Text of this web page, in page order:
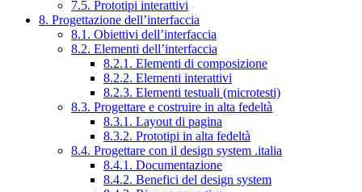
7.5. Prototipi interattivi
8. Progettazione dell’interfaccia
8.1. Obiettivi dell’interfaccia
8.2. Elementi dell’interfaccia
8.2.1. Elementi di composizione
8.2.2. Elementi interattivi
8.2.3. Elementi testuali (microtesti)
8.3. Progettare e costruire in alta fedeltà
8.3.1. Layout di pagina
8.3.2. Prototipi in alta fedeltà
8.4. Progettare con il design system .italia
8.4.1. Documentazione
8.4.2. Benefici del design system